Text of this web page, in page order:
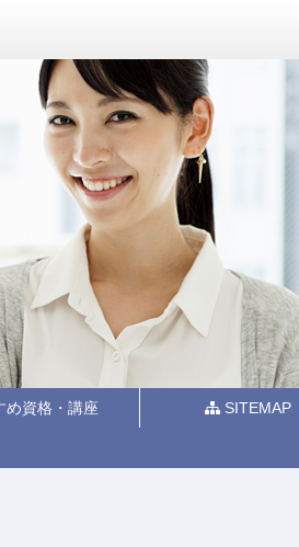
め資格・講座 SITEMAP